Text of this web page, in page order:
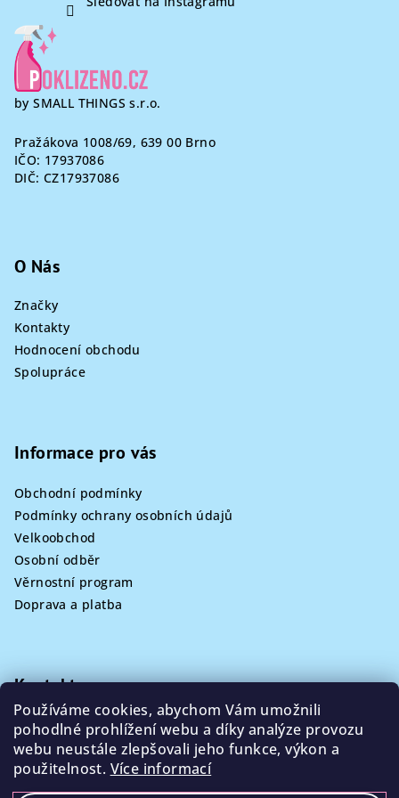
Používáme cookies, abychom Vám umožnili
pohodlné prohlížení webu a díky analýze provozu
webu neustále zlepšovali jeho funkce, výkon a
použitelnost. Více informací
by SMALL THINGS s.r.o.
Pražákova 1008/69, 639 00 Brno
IČO: 17937086
DIČ: CZ17937086
O Nás
Značky
Kontakty
Hodnocení obchodu
Spolupráce
Informace pro vás
Obchodní podmínky
Podmínky ochrany osobních údajů
Velkoobchod
Osobní odběr
Věrnostní program
Doprava a platba
Kontakt
info@poklizeno.cz